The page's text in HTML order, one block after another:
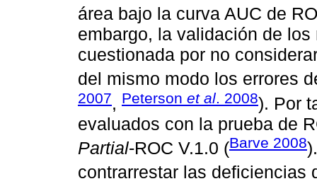
área bajo la curva AUC de
embargo, la validación de
cuestionada por no
del mismo modo los errores
2007, Peterson et al . 2008). Por
evaluados con la prueba de
Partial-ROC V.1.0 (Barve 2008
contrarrestar las deficiencias